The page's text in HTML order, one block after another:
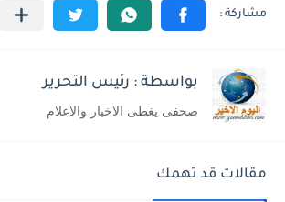
بواسطة : رئيس التحرير
صحفى يغطى الاخبار والاعلام
مقالات قد تهمك